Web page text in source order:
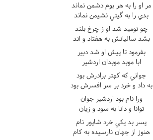
مر او را به هر بوم دشمن نماند
بدي را به گيتي نشيمن نماند
چو نوميد شد او ز چرخ بلند
بشد ساليانش به هفتاد و اند
بفرمود تا پيش او شد دبير
ابا موبد موبدان اردشير
جواني که کهتر برادرش بود
به داد و خرد بر سر افسرش بود
ورا نام بود اردشير جوان
توانا و دانا به سود و زيان
پسر بد يکي خرد شاپور نام
هنوز از جهان نارسيده به کام